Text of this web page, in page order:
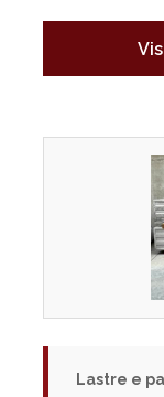
Lastre e